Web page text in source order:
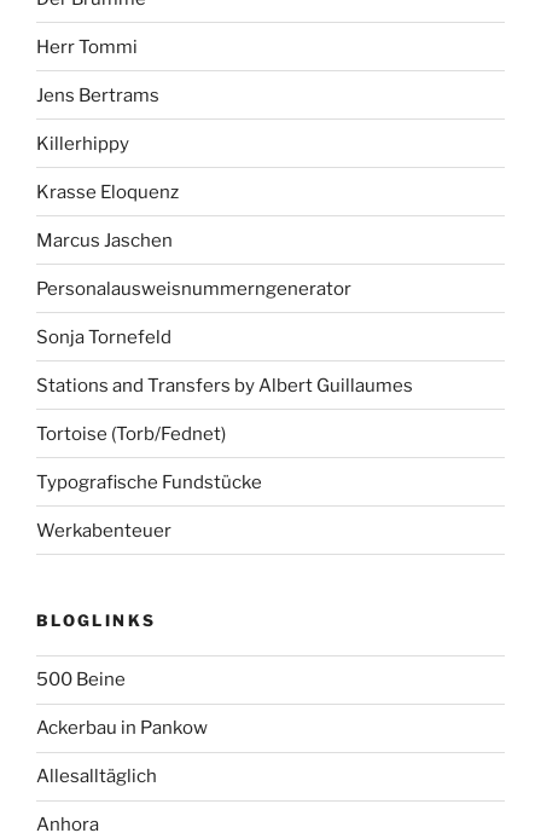
Herr Tommi
Jens Bertrams
Killerhippy
Krasse Eloquenz
Marcus Jaschen
Personalausweisnummerngenerator
Sonja Tornefeld
Stations and Transfers by Albert Guillaumes
Tortoise (Torb/Fednet)
Typografische Fundstücke
Werkabenteuer
BLOGLINKS
500 Beine
Ackerbau in Pankow
Allesalltäglich
Anhora